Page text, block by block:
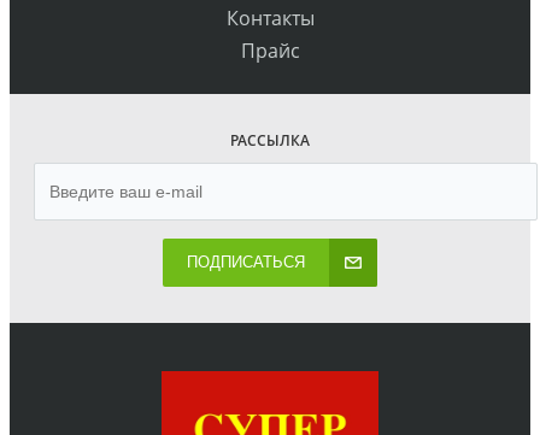
Контакты
Прайс
РАССЫЛКА
ПОДПИСАТЬСЯ